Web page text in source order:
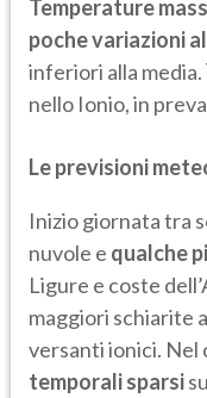
Temperature
poche variazioni
inferiori alla media.
nello Ionio, in
Le previsioni
Inizio giornata tra
nuvole e qualche
Ligure e coste
maggiori schiarite
versanti ionici. Nel
temporali sparsi